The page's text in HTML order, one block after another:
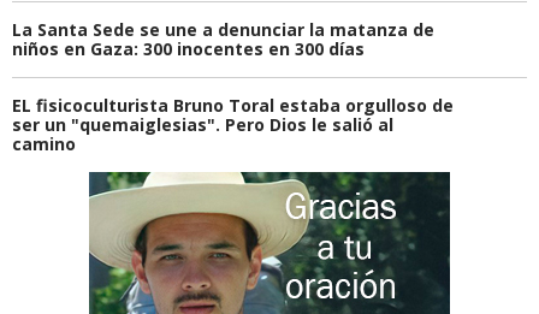
La Santa Sede se une a denunciar la matanza de
niños en Gaza: 300 inocentes en 300 días
EL fisicoculturista Bruno Toral estaba orgulloso de
ser un "quemaiglesias". Pero Dios le salió al
camino